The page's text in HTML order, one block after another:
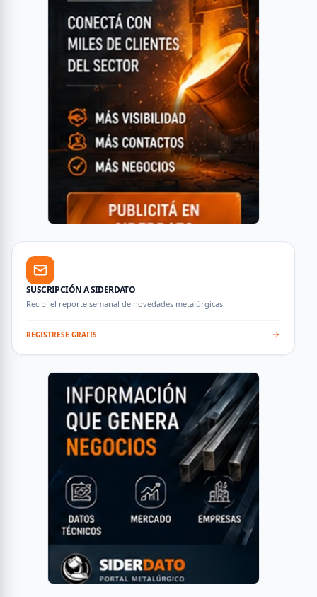
SUSCRIPCIÓN A SIDERDATO
Recibí el reporte semanal de novedades metalúrgicas.
REGISTRESE GRATIS